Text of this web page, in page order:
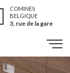
COMINES
BELGIQUE
3, rue de la gare